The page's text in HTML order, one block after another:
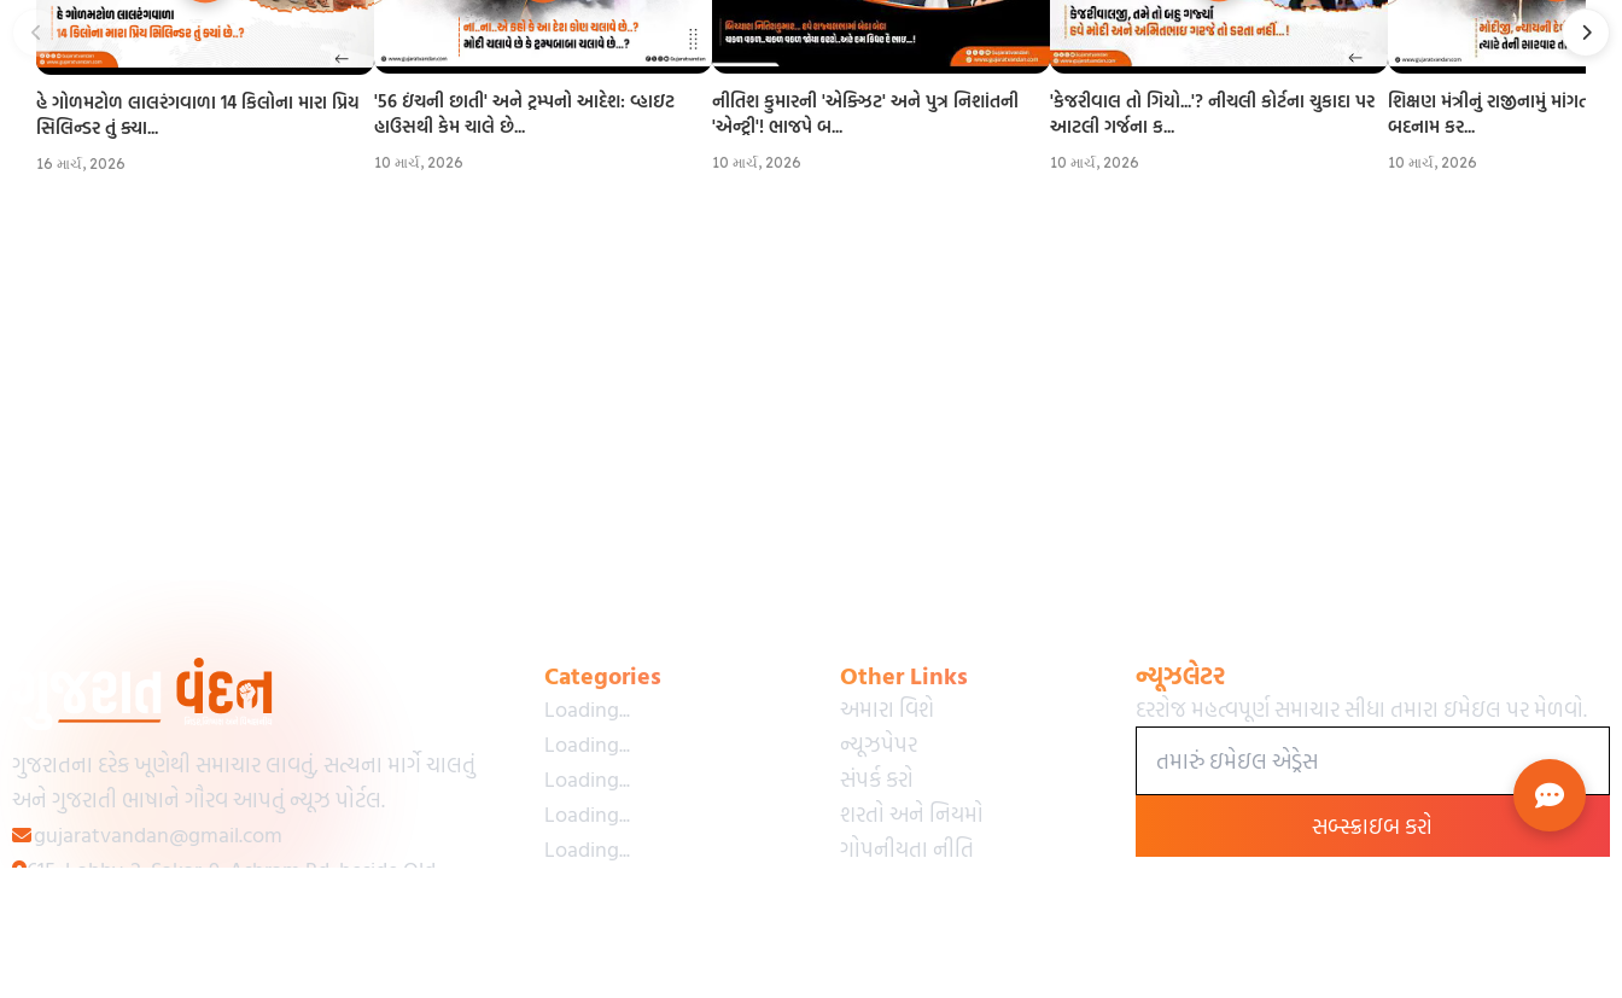
હે ગોળમટોળ લાલરંગવાળા 14 કિલોના મારા પ્રિય
સિલિન્ડર તું ક્યા...
16 માર્ચ, 2026
'56 ઇંચની છાતી' અને ટ્રમ્પનો આદેશ: વ્હાઇટ
હાઉસથી કેમ ચાલે છે...
10 માર્ચ, 2026
નીતિશ કુમારની 'એક્ઝિટ' અને પુત્ર નિશાંતની
'એન્ટ્રી'! ભાજપે બ...
10 માર્ચ, 2026
'કેજરીવાલ તો ગિયો...'? નીચલી કોર્ટના ચુકાદા પર
આટલી ગર્જના ક...
10 માર્ચ, 2026
શિક્ષણ મંત્રીનું રાજીનામું માંગતા
બદનામ કર...
10 માર્ચ, 2026
ગુજરાતના દરેક ખૂણેથી સમાચાર લાવતું, સત્યના માર્ગે ચાલતું
અને ગુજરાતી ભાષાને ગૌરવ આપતું ન્યૂઝ પોર્ટલ.
gujaratvandan@gmail.com
615, Lobby-2, Sakar-9, Ashram Rd, beside Old
Categories
Loading...
Loading...
Loading...
Loading...
Loading...
Other Links
અમારા વિશે
ન્યૂઝપેપર
સંપર્ક કરો
શરતો અને નિયમો
ગોપનીયતા નીતિ
ન્યૂઝલેટર
દરરોજ મહત્વપૂર્ણ સમાચાર સીધા તમારા ઇમેઇલ પર મેળવો.
સબ્સ્ક્રાઇબ કરો